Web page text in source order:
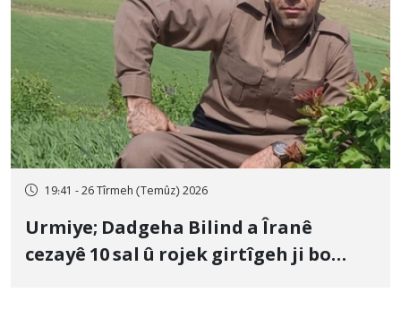
19:41 - 26 Tîrmeh (Temûz) 2026
Urmiye; Dadgeha Bilind a Îranê
cezayê 10 sal û rojek girtîgeh ji bo